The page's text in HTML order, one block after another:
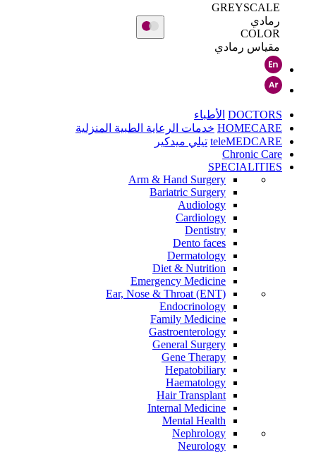
GREYSCALE
رمادي
COLOR
مقياس رمادي
DOCTORS الأطباء
HOMECARE خدمات الرعاية الطبية المنزلية
teleMEDCARE تيلي ميدكير
Chronic Care
SPECIALITIES
Arm & Hand Surgery
Bariatric Surgery
Audiology
Cardiology
Dentistry
Dento faces
Dermatology
Diet & Nutrition
Emergency Medicine
Ear, Nose & Throat (ENT)
Endocrinology
Family Medicine
Gastroenterology
General Surgery
Gene Therapy
Hepatobiliary
Haematology
Hair Transplant
Internal Medicine
Mental Health
Nephrology
Neurology